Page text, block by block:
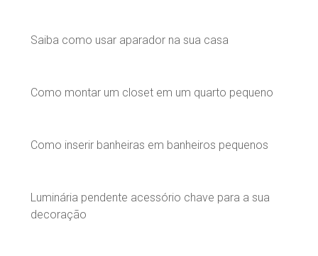
Saiba como usar aparador na sua casa
Como montar um closet em um quarto pequeno
Como inserir banheiras em banheiros pequenos
Luminária pendente acessório chave para a sua
decoração